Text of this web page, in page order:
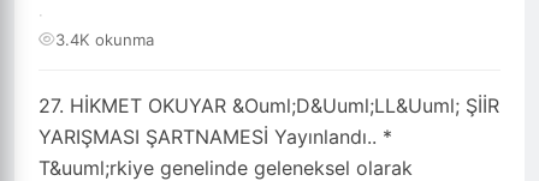
27. HİKMET OKUYAR &Ouml;D&Uuml;LL&Uuml; ŞİİR
YARIŞMASI ŞARTNAMESİ Yayınlandı.. *
T&uuml;rkiye genelinde geleneksel olarak
·
3.4K okunma